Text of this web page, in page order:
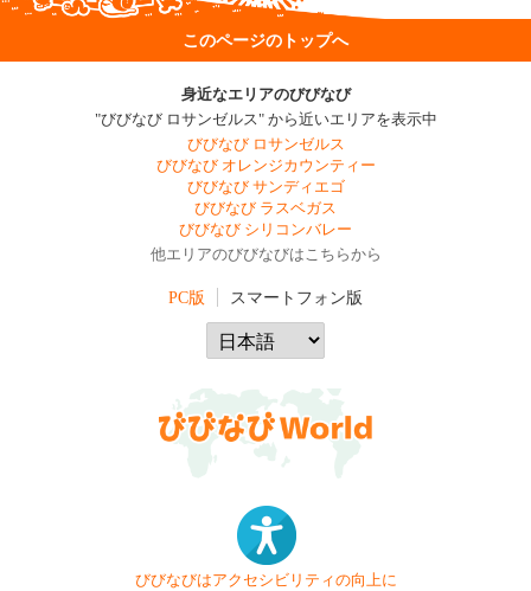
このページのトップへ
身近なエリアのびびなび
"びびなび ロサンゼルス" から近いエリアを表示中
びびなび ロサンゼルス
びびなび オレンジカウンティー
びびなび サンディエゴ
びびなび ラスベガス
びびなび シリコンバレー
他エリアのびびなびはこちらから
PC版 スマートフォン版
びびなびはアクセシビリティの向上に